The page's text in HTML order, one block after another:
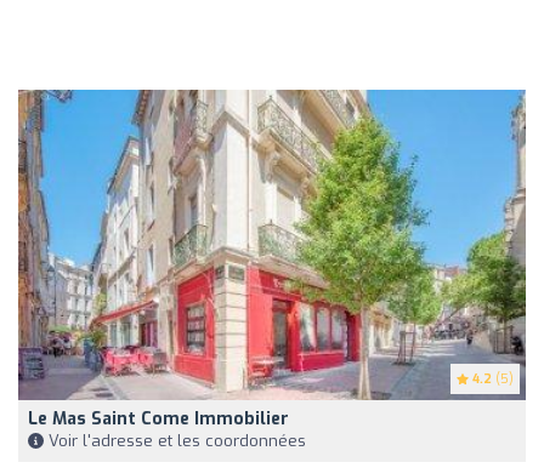
4.2 (5)
Le Mas Saint Come Immobilier
Voir l'adresse et les coordonnées